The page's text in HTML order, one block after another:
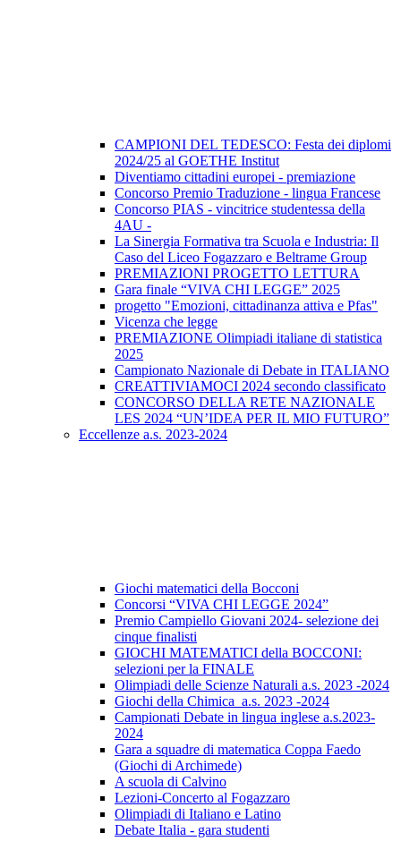
CAMPIONI DEL TEDESCO: Festa dei diplomi
2024/25 al GOETHE Institut
Diventiamo cittadini europei - premiazione
Concorso Premio Traduzione - lingua Francese
Concorso PIAS - vincitrice studentessa della
4AU -
La Sinergia Formativa tra Scuola e Industria: Il
Caso del Liceo Fogazzaro e Beltrame Group
PREMIAZIONI PROGETTO LETTURA
Gara finale “VIVA CHI LEGGE” 2025
progetto "Emozioni, cittadinanza attiva e Pfas"
Vicenza che legge
PREMIAZIONE Olimpiadi italiane di statistica
2025
Campionato Nazionale di Debate in ITALIANO
CREATTIVIAMOCI 2024 secondo classificato
CONCORSO DELLA RETE NAZIONALE
LES 2024 “UN’IDEA PER IL MIO FUTURO”
Eccellenze a.s. 2023-2024
Giochi matematici della Bocconi
Concorsi “VIVA CHI LEGGE 2024”
Premio Campiello Giovani 2024- selezione dei
cinque finalisti
GIOCHI MATEMATICI della BOCCONI:
selezioni per la FINALE
Olimpiadi delle Scienze Naturali a.s. 2023 -2024
Giochi della Chimica a.s. 2023 -2024
Campionati Debate in lingua inglese a.s.2023-
2024
Gara a squadre di matematica Coppa Faedo
(Giochi di Archimede)
A scuola di Calvino
Lezioni-Concerto al Fogazzaro
Olimpiadi di Italiano e Latino
Debate Italia - gara studenti